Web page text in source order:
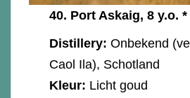
40. Port Askaig, 8 y.o. *
Distillery: Onbekend
Caol Ila), Schotland
Kleur: Licht goud